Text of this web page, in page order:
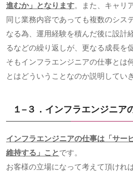
進むか」となります。また、キャリ
同じ業務内容であっても複数のシス
なる為、運用経験を積んだ後に設計
るなどの繰り返しが、更なる成長を
そもインフラエンジニアの仕事とは
とはどういうことなのか説明してい
１ – ３．インフラエンジニア
インフラエンジニアの仕事は「サー
維持する」ことです。
お客様の立場になって考えて頂けれ